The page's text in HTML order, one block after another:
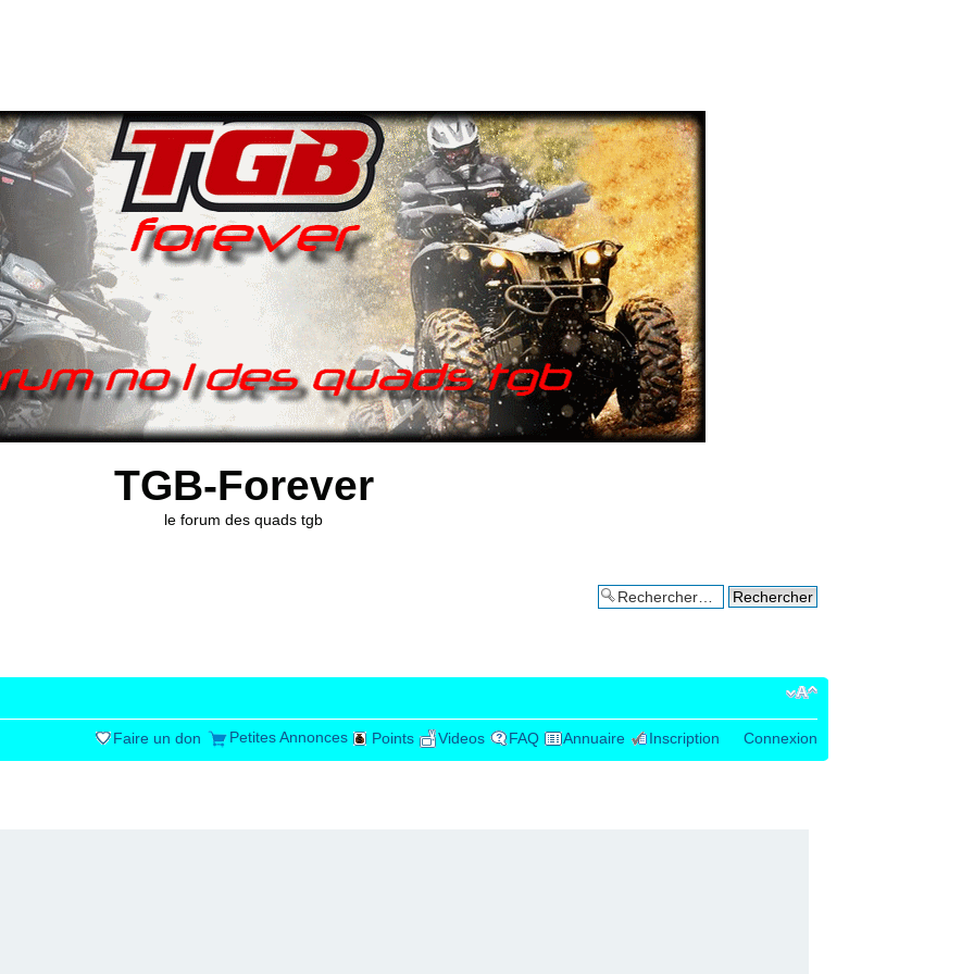
TGB-Forever
le forum des quads tgb
Faire un don Petites Annonces Points Videos FAQ Annuaire Inscription Connexion